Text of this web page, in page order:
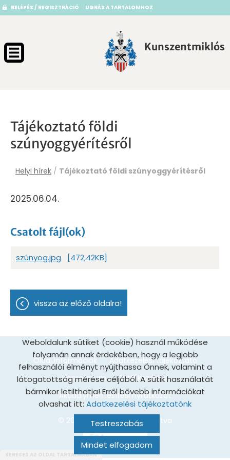
BELÉPÉS / REGISZTRÁCIÓ UGRÁS A TARTALOMHOZ
Kunszentmiklós
Tájékoztató földi
szúnyoggyérítésről
Helyi hírek / Tájékoztató földi szúnyoggyérítésről
2025.06.04.
Csatolt fájl(ok)
szúnyog.jpg [472,42KB]
vissza az előző oldalra!
© 2026 - Minden jog fenntartva
Oldal információk
Adatkezelési tájékoztató
Impresszum
Sütik kezelése
Akadálymentesítési nyilatkozat
Mindet elfogadom
Testreszabás
Weboldalunk sütiket (cookie) használ működése
folyamán annak érdekében, hogy a legjobb
felhasználói élményt nyújthassa Önnek, valamint a
látogatottság mérése céljából. A sütik használatát
bármikor letilthatja! Erről bővebb információkat
olvashat itt: Adatkezelési tájékoztatónk
KERESÉS AZ OLDAL TARTALMÁBAN